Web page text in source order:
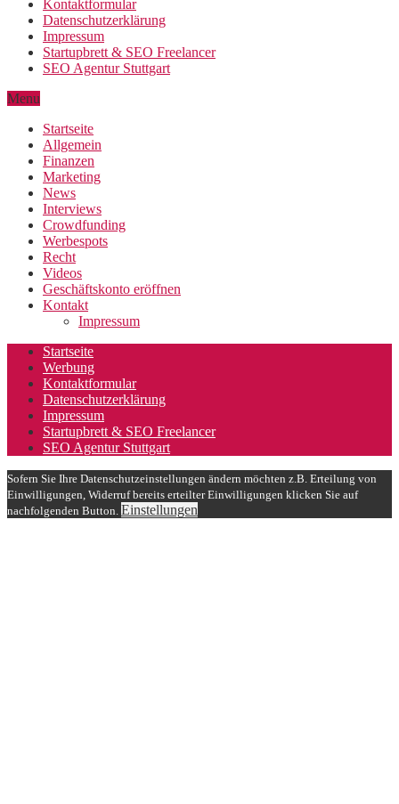
Kontaktformular
Datenschutzerklärung
Impressum
Startupbrett & SEO Freelancer
SEO Agentur Stuttgart
Menu
Startseite
Allgemein
Finanzen
Marketing
News
Interviews
Crowdfunding
Werbespots
Recht
Videos
Geschäftskonto eröffnen
Kontakt
Impressum
Startseite
Werbung
Kontaktformular
Datenschutzerklärung
Impressum
Startupbrett & SEO Freelancer
SEO Agentur Stuttgart
Sofern Sie Ihre Datenschutzeinstellungen ändern möchten z.B. Erteilung von
Einwilligungen, Widerruf bereits erteilter Einwilligungen klicken Sie auf
nachfolgenden Button. Einstellungen